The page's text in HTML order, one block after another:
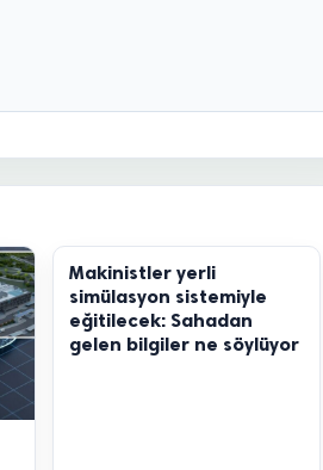
Makinistler yerli
simülasyon sistemiyle
eğitilecek: Sahadan
gelen bilgiler ne söylüyor